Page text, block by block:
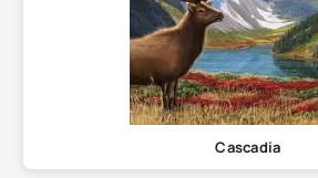
Cascadia